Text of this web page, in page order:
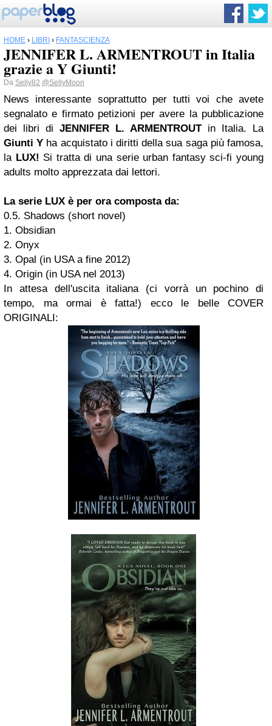
HOME › LIBRI › FANTASCIENZA
JENNIFER L. ARMENTROUT in Italia
grazie a Y Giunti!
Da Selly82 @SellyMoon
News interessante soprattutto per tutti voi che avete
segnalato e firmato petizioni per avere la pubblicazione
dei libri di JENNIFER L. ARMENTROUTin Italia. La
Giunti Y ha acquistato i diritti della sua saga più famosa,
la LUX! Si tratta di una serie urban fantasy sci-fi young
adults molto apprezzata dai lettori.
La serie LUX è per ora composta da:
0.5. Shadows (short novel)
1. Obsidian
2. Onyx
3. Opal (in USA a fine 2012)
4. Origin (in USA nel 2013)
In attesa dell'uscita italiana (ci vorrà un pochino di
tempo, ma ormai è fatta!)
ecco le belle COVER
ORIGINALI: